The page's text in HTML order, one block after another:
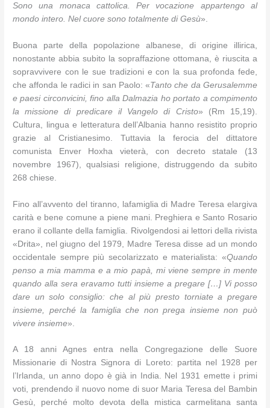
Sono una monaca cattolica. Per vocazione appartengo al
mondo intero. Nel cuore sono totalmente di Gesù».
Buona parte della popolazione albanese, di origine illirica,
nonostante abbia subito la sopraffazione ottomana, è riuscita a
sopravvivere con le sue tradizioni e con la sua profonda fede,
che affonda le radici in san Paolo: «Tanto che da Gerusalemme
e paesi circonvicini, fino alla Dalmazia ho portato a compimento
la missione di predicare il Vangelo di Cristo» (Rm 15,19).
Cultura, lingua e letteratura dell’Albania hanno resistito proprio
grazie al Cristianesimo. Tuttavia la ferocia del dittatore
comunista Enver Hoxha vieterà, con decreto statale (13
novembre 1967), qualsiasi religione, distruggendo da subito
268 chiese.
Fino all’avvento del tiranno, lafamiglia di Madre Teresa elargiva
carità e bene comune a piene mani. Preghiera e Santo Rosario
erano il collante della famiglia. Rivolgendosi ai lettori della rivista
«Drita», nel giugno del 1979, Madre Teresa disse ad un mondo
occidentale sempre più secolarizzato e materialista: «Quando
penso a mia mamma e a mio papà, mi viene sempre in mente
quando alla sera eravamo tutti insieme a pregare […] Vi posso
dare un solo consiglio: che al più presto torniate a pregare
insieme, perché la famiglia che non prega insieme non può
vivere insieme».
A 18 anni Agnes entra nella Congregazione delle Suore
Missionarie di Nostra Signora di Loreto: partita nel 1928 per
l’Irlanda, un anno dopo è già in India. Nel 1931 emette i primi
voti, prendendo il nuovo nome di suor Maria Teresa del Bambin
Gesù, perché molto devota della mistica carmelitana santa